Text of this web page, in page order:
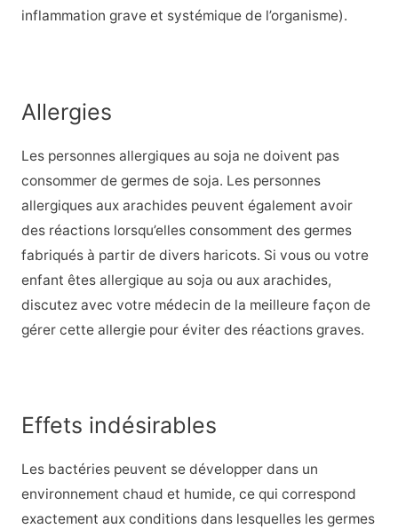
inflammation grave et systémique de l’organisme).
Allergies
Les personnes allergiques au soja ne doivent pas
consommer de germes de soja. Les personnes
allergiques aux arachides peuvent également avoir
des réactions lorsqu’elles consomment des germes
fabriqués à partir de divers haricots. Si vous ou votre
enfant êtes allergique au soja ou aux arachides,
discutez avec votre médecin de la meilleure façon de
gérer cette allergie pour éviter des réactions graves.
Effets indésirables
Les bactéries peuvent se développer dans un
environnement chaud et humide, ce qui correspond
exactement aux conditions dans lesquelles les germes